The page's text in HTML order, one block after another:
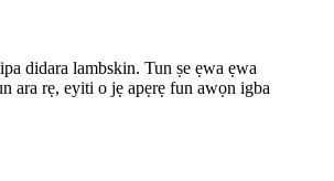
didara lambskin. Tun ṣe ẹwa ẹwa
ara rẹ, eyiti o jẹ apẹrẹ fun awọn igba